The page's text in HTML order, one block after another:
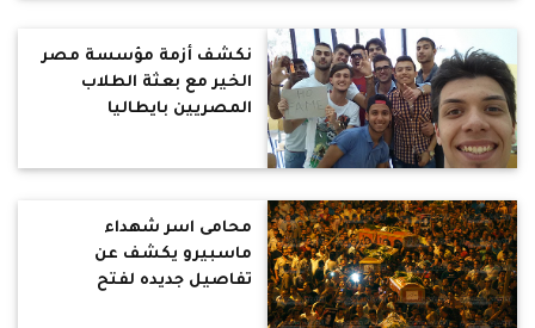
نكشف أزمة مؤسسة مصر
الخير مع بعثة الطلاب
المصريين بايطاليا
محامى اسر شهداء
ماسبيرو يكشف عن
تفاصيل جديده لفتح